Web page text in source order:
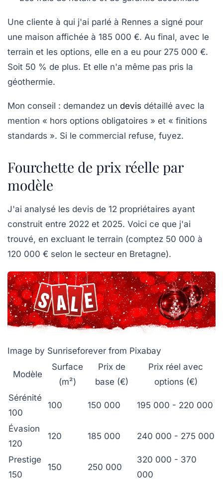
Une cliente à qui j'ai parlé à Rennes a signé pour
une maison affichée à 185 000 €. Au final, avec le
terrain et les options, elle en a eu pour 275 000 €.
Soit 50 % de plus. Et elle n'a même pas pris la
géothermie.
Mon conseil : demandez un devis détaillé avec la
mention « hors options obligatoires » et « finitions
standards ». Si le commercial refuse, fuyez.
Fourchette de prix réelle par
modèle
J'ai analysé les devis de 12 propriétaires ayant
construit entre 2022 et 2025. Voici ce que j'ai
trouvé, en excluant le terrain (comptez 50 000 à
120 000 € selon le secteur en Bretagne).
Image by Sunriseforever from Pixabay
Modèle
Surface
(m²)
Prix de
base (€)
Prix réel avec
options (€)
Sérénité
100
100 150 000 195 000 - 220 000
Évasion
120
120 185 000 240 000 - 275 000
Prestige
150
150 250 000
320 000 - 370
000